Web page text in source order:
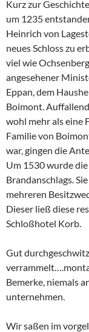
Kurz zur
um 1235
Heinrich von
neues Schloss zu
viel wie
angesehener
Eppan, dem
Boimont.
wohl mehr als eine
Familie von
war, gingen die
Um 1530 wurde
Brandanschlags.
mehreren
Dieser ließ diese
Schloßhotel Korb.
Gut
Bemerke, niemals
unternehmen.
Wir saßen im